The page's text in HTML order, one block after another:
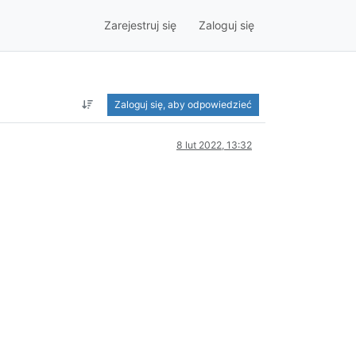
Zarejestruj się Zaloguj się
Zaloguj się, aby odpowiedzieć
8 lut 2022, 13:32